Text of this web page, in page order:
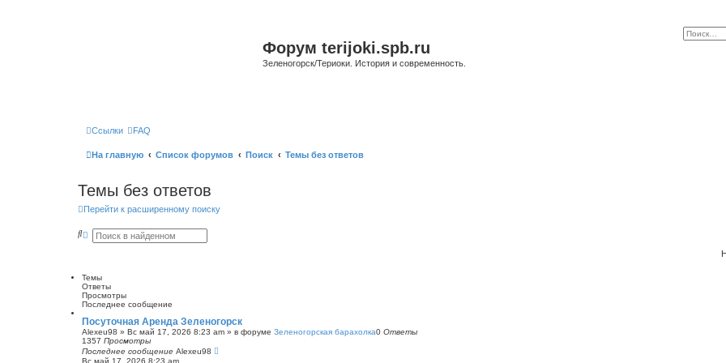
Форум terijoki.spb.ru
Зеленогорск/Териоки. История и современность.
Ссылки FAQ
На главную Список форумов Поиск Темы без ответов
Темы без ответов
Перейти к расширенному поиску
П Р
р
е
н
н
ы
й
п
о
и
Темы
Ответы
Просмотры
Последнее сообщение
Посуточная Аренда Зеленогорск
Alexeu98 » Вс май 17, 2026 8:23 am » в форуме Зеленогорская барахолка0 Ответы
1357 Просмотры
Последнее сообщение Alexeu98
Вс май 17, 2026 8:23 am